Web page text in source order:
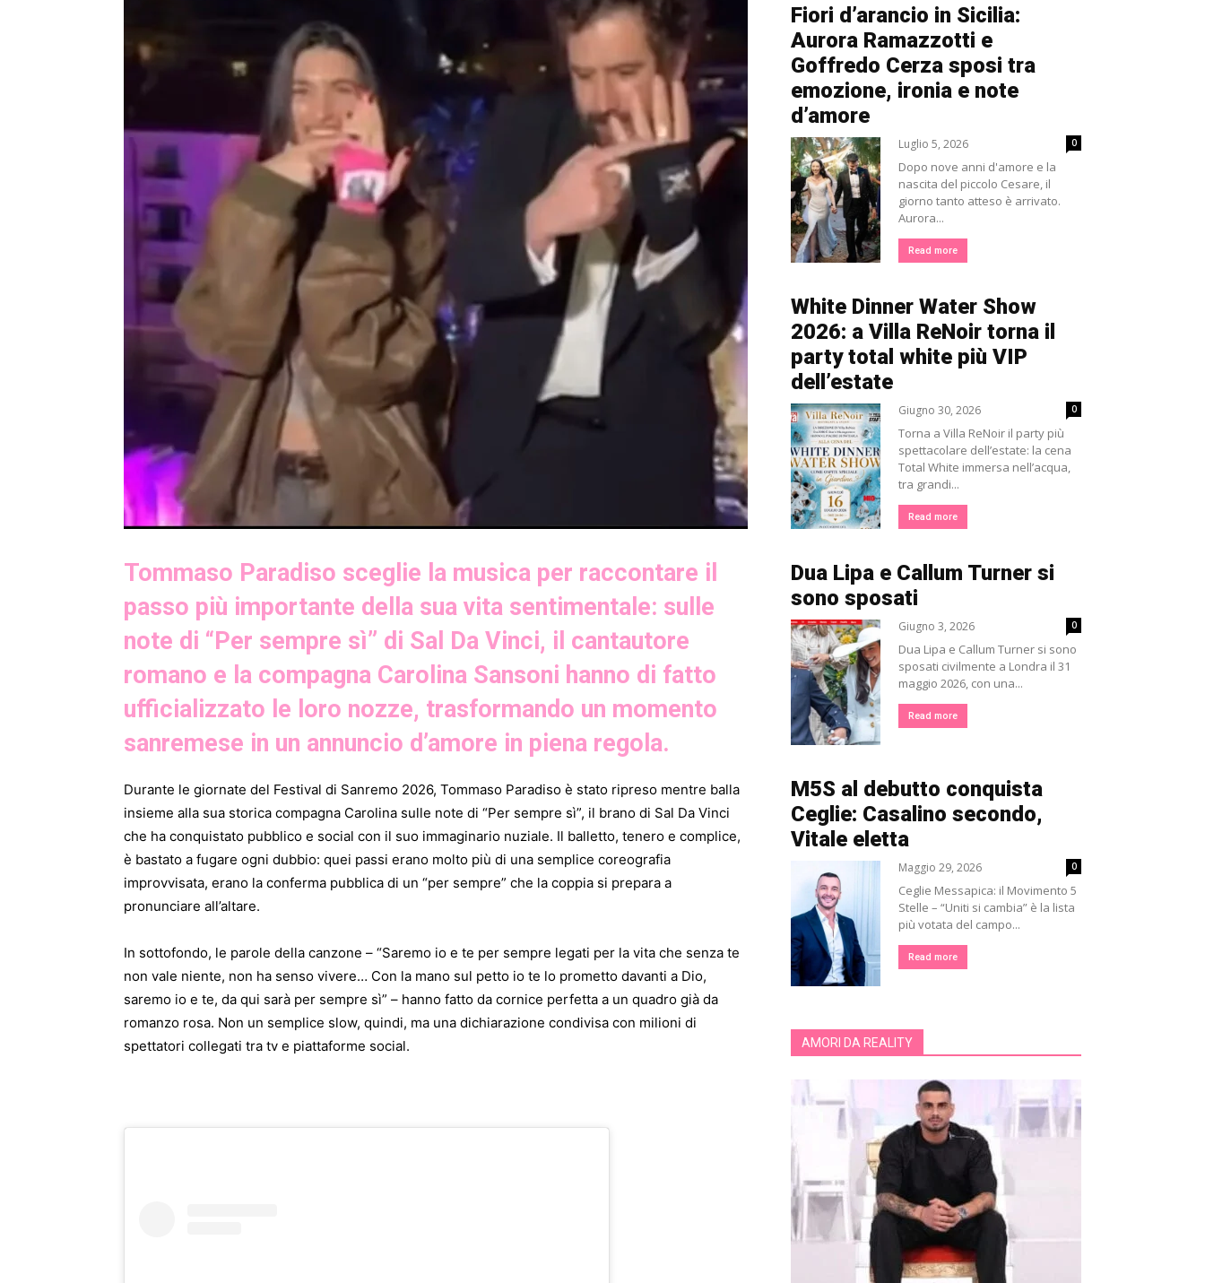
Tommaso Paradiso sceglie la musica per raccontare il
passo più importante della sua vita sentimentale: sulle
note di “Per sempre sì” di Sal Da Vinci, il cantautore
romano e la compagna Carolina Sansoni hanno di fatto
ufficializzato le loro nozze, trasformando un momento
sanremese in un annuncio d’amore in piena regola.
Durante le giornate del Festival di Sanremo 2026, Tommaso Paradiso è stato ripreso mentre balla
insieme alla sua storica compagna Carolina sulle note di “Per sempre sì”, il brano di Sal Da Vinci
che ha conquistato pubblico e social con il suo immaginario nuziale. Il balletto, tenero e complice,
è bastato a fugare ogni dubbio: quei passi erano molto più di una semplice coreografia
improvvisata, erano la conferma pubblica di un “per sempre” che la coppia si prepara a
pronunciare all’altare.
In sottofondo, le parole della canzone – “Saremo io e te per sempre legati per la vita che senza te
non vale niente, non ha senso vivere… Con la mano sul petto io te lo prometto davanti a Dio,
saremo io e te, da qui sarà per sempre sì” – hanno fatto da cornice perfetta a un quadro già da
romanzo rosa. Non un semplice slow, quindi, ma una dichiarazione condivisa con milioni di
spettatori collegati tra tv e piattaforme social.
Fiori d’arancio in Sicilia:
Aurora Ramazzotti e
Goffredo Cerza sposi tra
emozione, ironia e note
d’amore
Luglio 5, 2026 0
Dopo nove anni d'amore e la
nascita del piccolo Cesare, il
giorno tanto atteso è arrivato.
Aurora...
Read more
White Dinner Water Show
2026: a Villa ReNoir torna il
party total white più VIP
dell’estate
Giugno 30, 2026 0
Torna a Villa ReNoir il party più
spettacolare dell’estate: la cena
Total White immersa nell’acqua,
tra grandi...
Read more
Dua Lipa e Callum Turner si
sono sposati
Giugno 3, 2026 0
Dua Lipa e Callum Turner si sono
sposati civilmente a Londra il 31
maggio 2026, con una...
Read more
M5S al debutto conquista
Ceglie: Casalino secondo,
Vitale eletta
Maggio 29, 2026 0
Ceglie Messapica: il Movimento 5
Stelle – “Uniti si cambia” è la lista
più votata del campo...
Read more
AMORI DA REALITY